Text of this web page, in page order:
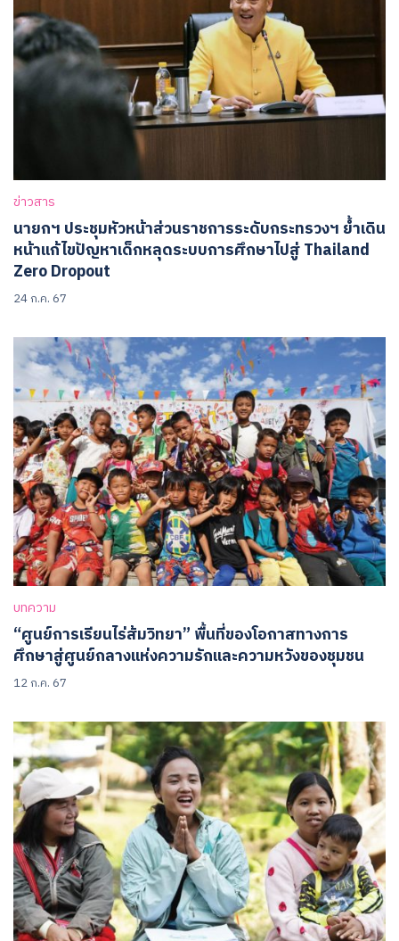
ข่าวสาร
นายกฯ ประชุมหัวหน้าส่วนราชการระดับกระทรวงฯ ย้ำเดิน
หน้าแก้ไขปัญหาเด็กหลุดระบบการศึกษาไปสู่ Thailand
Zero Dropout
24 ก.ค. 67
บทความ
“ศูนย์การเรียนไร่ส้มวิทยา” พื้นที่ของโอกาสทางการ
ศึกษาสู่ศูนย์กลางแห่งความรักและความหวังของชุมชน
12 ก.ค. 67